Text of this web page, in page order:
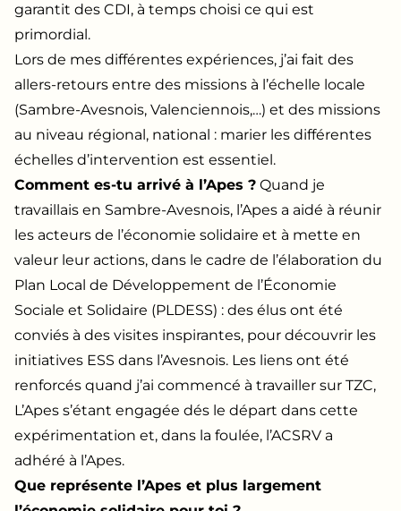
garantit des CDI, à temps choisi ce qui est
primordial.
Lors de mes différentes expériences, j’ai fait des
allers-retours entre des missions à l’échelle locale
(Sambre-Avesnois, Valenciennois,…) et des missions
au niveau régional, national : marier les différentes
échelles d’intervention est essentiel.
Comment es-tu arrivé à l’Apes ? Quand je
travaillais en Sambre-Avesnois, l’Apes a aidé à réunir
les acteurs de l’économie solidaire et à mette en
valeur leur actions, dans le cadre de l’élaboration du
Plan Local de Développement de l’Économie
Sociale et Solidaire (PLDESS) : des élus ont été
conviés à des visites inspirantes, pour découvrir les
initiatives ESS dans l’Avesnois. Les liens ont été
renforcés quand j’ai commencé à travailler sur TZC,
L’Apes s’étant engagée dés le départ dans cette
expérimentation et, dans la foulée, l’ACSRV a
adhéré à l’Apes.
Que représente l’Apes et plus largement